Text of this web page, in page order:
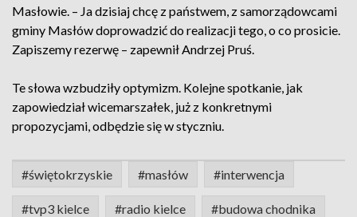
Masłowie. – Ja dzisiaj chcę z państwem, z samorządowcami
gminy Masłów doprowadzić do realizacji tego, o co prosicie.
Zapiszemy rezerwę – zapewnił Andrzej Pruś.
Te słowa wzbudziły optymizm. Kolejne spotkanie, jak
zapowiedział wicemarszałek, już z konkretnymi
propozycjami, odbędzie się w styczniu.
#świętokrzyskie #masłów #interwencja
#tvp3 kielce #radio kielce #budowa chodnika